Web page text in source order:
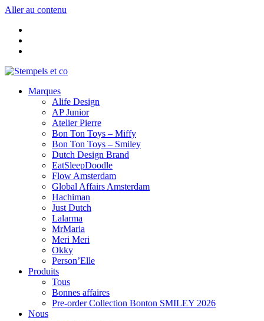
Aller au contenu
Marques
Alife Design
AP Junior
Atelier Pierre
Bon Ton Toys – Miffy
Bon Ton Toys – Smiley
Dutch Design Brand
EatSleepDoodle
Flow Amsterdam
Global Affairs Amsterdam
Hachiman
Just Dutch
Lalarma
MrMaria
Meri Meri
Okky
Person’Elle
Produits
Tous
Bonnes affaires
Pre-order Collection Bonton SMILEY 2026
Nous